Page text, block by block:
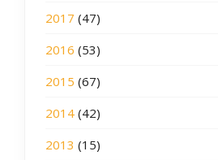
2017 (47)
2016 (53)
2015 (67)
2014 (42)
2013 (15)